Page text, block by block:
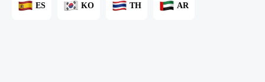
ES KO TH AR